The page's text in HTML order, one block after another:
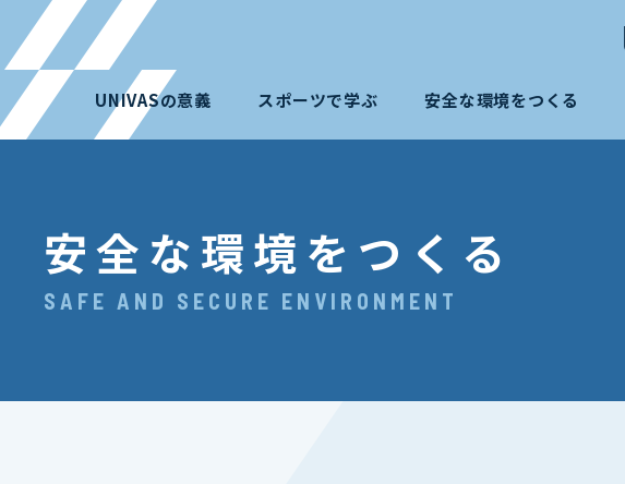
UNIVASの意義 スポーツで学ぶ 安全な環境をつくる
安全な環境をつくる
SAFE AND SECURE ENVIRONMENT